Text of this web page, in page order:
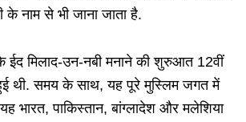
के नाम से भी जाना जाता है.
ईद मिलाद-उन-नबी मनाने की शुरुआत 12वीं
थी. समय के साथ, यह पूरे मुस्लिम जगत में
पाकिस्तान, बांग्लादेश और मलेशिया